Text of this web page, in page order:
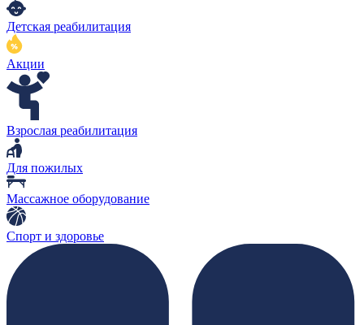
Детская реабилитация
Акции
Взрослая реабилитация
Для пожилых
Массажное оборудование
Спорт и здоровье